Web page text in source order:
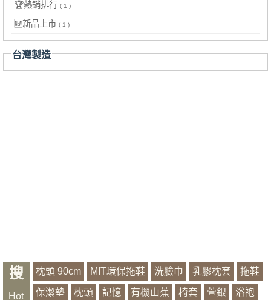
🏆熱銷排行 ( 1 )
🆕新品上市 ( 1 )
台灣製造
搜
Hot
枕頭 90cm MIT環保拖鞋 洗臉巾 乳膠枕套 拖鞋
保潔墊 枕頭 記憶 有機山蕉 椅套 萱銀 浴袍